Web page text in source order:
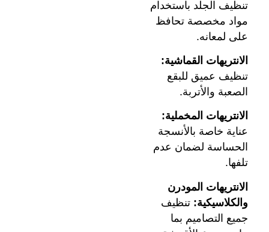
تنظيف الجلد باستخدام
مواد مخصصة تحافظ
على لمعانه.
الانتريهات القماشية:
تنظيف عميق للبقع
الصعبة والأتربة.
الانتريهات المخملية:
عناية خاصة بالأنسجة
الحساسة لضمان عدم
تلفها.
الانتريهات المودرن
والكلاسيكية: تنظيف
جميع التصاميم بما